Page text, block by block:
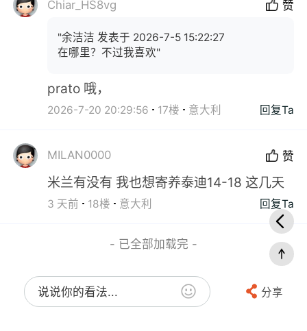
Chiar_HS8vg 赞
"余洁洁 发表于 2026-7-5 15:22:27
在哪里？不过我喜欢"
prato 哦，
2026-7-20 20:29:56 17楼 意大利 回复Ta
MILAN0000 赞
米兰有没有 我也想寄养泰迪14-18 这几天
3 天前 18楼 意大利 回复Ta
- 已全部加载完 -
说说你的看法... 分享